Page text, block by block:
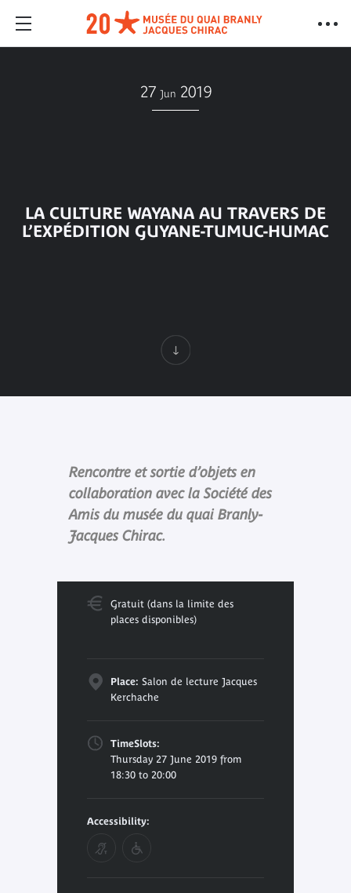
27 Jun 2019
LA CULTURE WAYANA AU TRAVERS DE
L’EXPÉDITION GUYANE-TUMUC-HUMAC
Rencontre et sortie d’objets en
collaboration avec la Société des
Amis du musée du quai Branly-
Jacques Chirac.
Gratuit (dans la limite des
places disponibles)
Place: Salon de lecture Jacques
Kerchache
TimeSlots:
Thursday 27 June 2019 from
18:30 to 20:00
Accessibility: